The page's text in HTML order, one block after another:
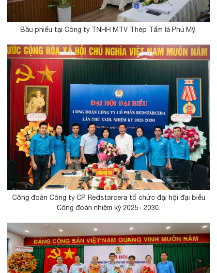
Bầu phiếu tại Công ty TNHH MTV Thép Tấm lá Phú Mỹ.
Công đoàn Công ty CP Redstarcera tổ chức đại hội đại biểu
Công đoàn nhiệm kỳ 2025- 2030.